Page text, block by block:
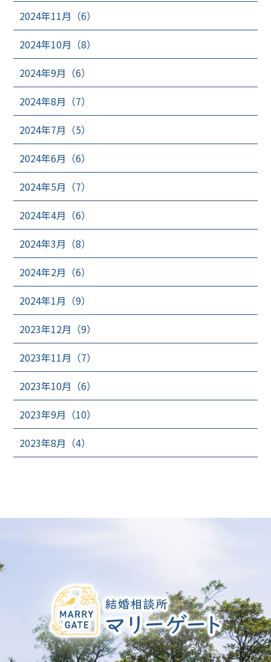
2024年11月（6）
2024年10月（8）
2024年9月（6）
2024年8月（7）
2024年7月（5）
2024年6月（6）
2024年5月（7）
2024年4月（6）
2024年3月（8）
2024年2月（6）
2024年1月（9）
2023年12月（9）
2023年11月（7）
2023年10月（6）
2023年9月（10）
2023年8月（4）